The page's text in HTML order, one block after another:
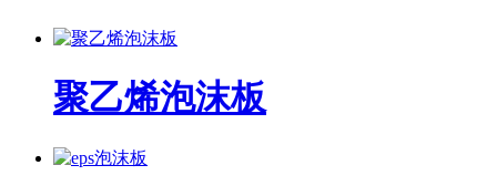
聚乙烯泡沫板